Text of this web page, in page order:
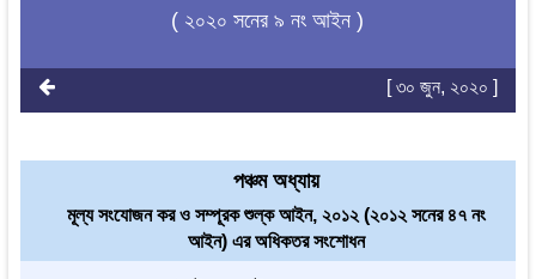
( ২০২০ সনের ৯ নং আইন )
[ ৩০ জুন, ২০২০ ]
পঞ্চম অধ্যায়
মূল্য সংযোজন কর ও সম্পূরক শুল্ক আইন, ২০১২ (২০১২ সনের ৪৭ নং
আইন) এর অধিকতর সংশোধন